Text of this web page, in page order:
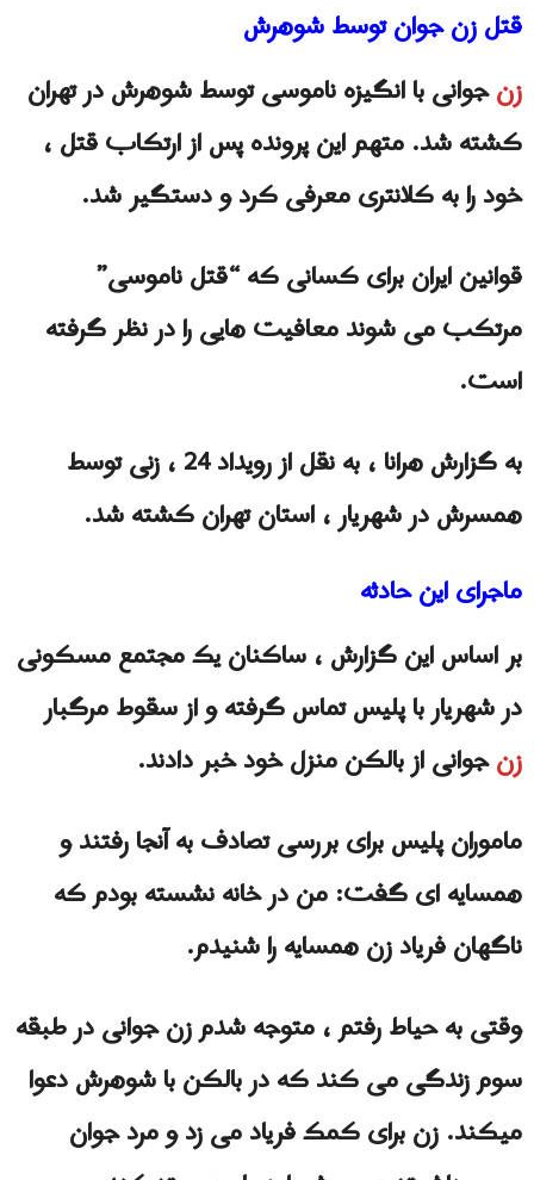
قتل زن جوان توسط شوهرش
زنجوانی با انگیزه ناموسی توسط شوهرش در تهران
کشته شد. متهم این پرونده پس از ارتکاب قتل ،
خود را به کلانتری معرفی کرد و دستگیر شد.
قوانین ایران برای کسانی که “قتل ناموسی”
مرتکب می شوند معافیت هایی را در نظر گرفته
است.
به گزارش هرانا ، به نقل از رویداد 24 ، زنی توسط
همسرش در شهریار ، استان تهران کشته شد.
ماجراى اين حادثه
بر اساس این گزارش ، ساکنان یک مجتمع مسکونی
در شهریار با پلیس تماس گرفته و از سقوط مرگبار
زنجوانی از بالکن منزل خود خبر دادند.
ماموران پلیس برای بررسی تصادف به آنجا رفتند و
همسایه ای گفت: من در خانه نشسته بودم که
ناگهان فریاد زن همسایه را شنیدم.
وقتی به حیاط رفتم ، متوجه شدم زن جوانی در طبقه
سوم زندگی می کند که در بالکن با شوهرش دعوا
ميكند. زن برای کمک فریاد می زد و مرد جوان